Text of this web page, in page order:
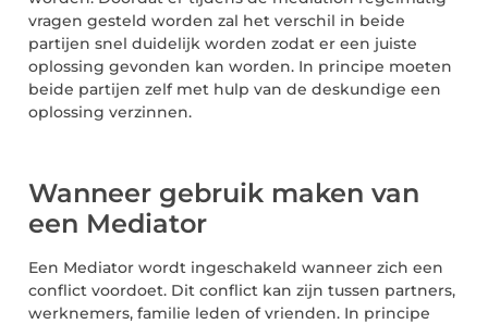
vragen gesteld worden zal het verschil in beide
partijen snel duidelijk worden zodat er een juiste
oplossing gevonden kan worden. In principe moeten
beide partijen zelf met hulp van de deskundige een
oplossing verzinnen.
Wanneer gebruik maken van
een Mediator
Een Mediator wordt ingeschakeld wanneer zich een
conflict voordoet. Dit conflict kan zijn tussen partners,
werknemers, familie leden of vrienden. In principe